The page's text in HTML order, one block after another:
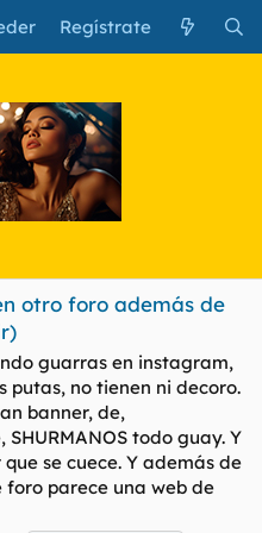
Regístrate
otro foro además de
guarras en instagram,
putas, no tienen ni decoro.
banner, de,
SHURMANOS todo guay. Y
se cuece. Y además de
foro parece una web de